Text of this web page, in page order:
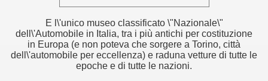
E l\'unico museo classi­ficato \"Nazionale\"
dell\'Automobile in Italia, tra i più antichi per costituzione
in Europa (e non poteva che sorgere a Torino, città
dell\'automobi­le per eccellenza) e raduna vetture di tutte le
epoche e di tutte le nazioni.